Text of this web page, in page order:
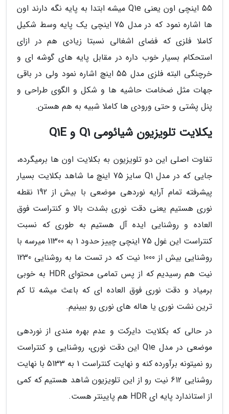
55 اینچی اون یعنی Q1e میشه ابتدا به پایه نگه دارند اون
ها اشاره نمود که در مدل 75 اینچی یک پایه وسط شکیل
کاملا فلزی که فضای اشغالی نسبتا زیادی هم در ازای
استحکام بسیار خوب داره در مقابل پایه های گوشه ای و
خرچنگی البته فلزی مدل 55 اینچ اشاره نمود ولی در باقی
جهات مثل ضخامت حاشیه ها و شکل و الگوی طراحی و
پنل پشتی و حتی ورودی ها کاملا شبیه به هم هستن.
یکلایت تلویزیون شیائومی Q1 و Q1E
تفاوت اصلی این دو تلویزیون به بکلایت اون ها برمیگرده،
جایی که در مدل Q1 سایز 75 اینچ ما شاهد بکلایت بسیار
پیشرفته تمام آرایه نوردهی موضعی با بیش از 192 نقطه
نوری هستیم یعنی دقت نوری بشدت بالا و کنتراست فوق
العاده و روشنایی ایده آل هستیم به طوری که نسبت
کنتراست این غول 75 اینچی چییز حدود 1 به 11300 میرسه با
روشنایی بیش از 1000 نیت که در تست ما به روشنایی 1230
نیت هم رسیدیم که از پس تمامی محتوای HDR به خوبی
برمیاد و دقت نوری فوق العاده ای که باعث میشه تا کم
ترین نشت نوری یا هاله های نوری رو ببینیم.
در حالی که بکلایت دایرکت و عدم بهره مندی از نوردهی
موضعی در مدل Q1e این دقت نوری، روشنایی و کنتراست
رو نمیتونه برآورده کنه و نهایت کنتراست 1 به 5133 با نهایت
روشنایی 612 نیت رو از این تلویزیون شاهد هستیم که کمی
از استاندارد پایه ای HDR هم پایینتر هست.